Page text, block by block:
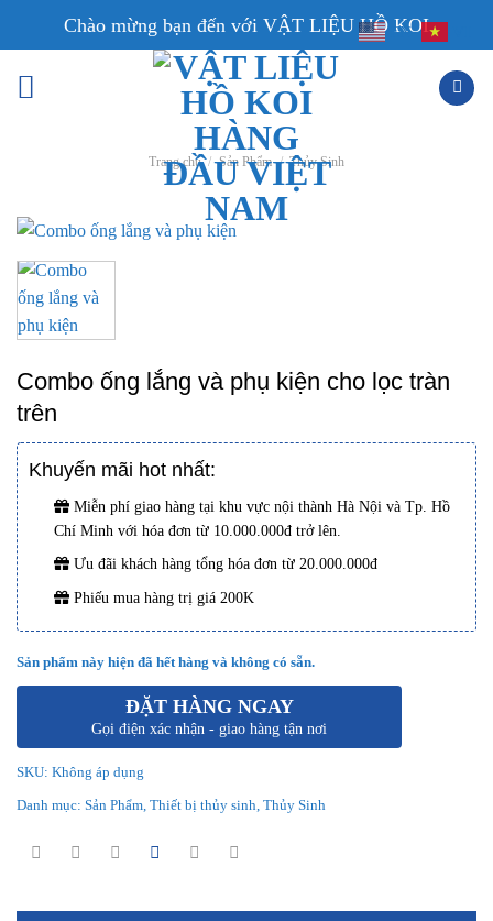
Chào mừng bạn đến với VẬT LIỆU HỒ KOI
Trang chủ / Sản Phẩm / Thủy Sinh
Combo ống lắng và phụ kiện cho lọc tràn
trên
Khuyến mãi hot nhất:
Miễn phí giao hàng tại khu vực nội thành Hà Nội và Tp. Hồ
Chí Minh với hóa đơn từ 10.000.000đ trở lên.
Ưu đãi khách hàng tổng hóa đơn từ 20.000.000đ
Phiếu mua hàng trị giá 200K
Sản phẩm này hiện đã hết hàng và không có sẵn.
ĐẶT HÀNG NGAY
Gọi điện xác nhận - giao hàng tận nơi
SKU: Không áp dụng
Danh mục: Sản Phẩm Thiết bị thủy sinh Thủy Sinh
EN